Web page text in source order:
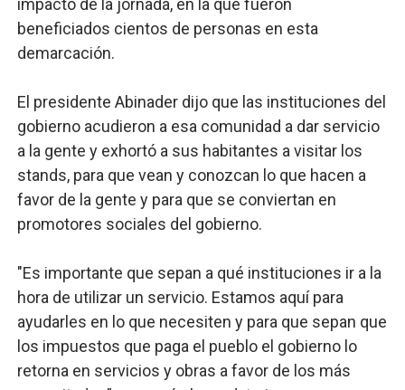
impacto de la jornada, en la que fueron
beneficiados cientos de personas en esta
demarcación.
El presidente Abinader dijo que las instituciones del
gobierno acudieron a esa comunidad a dar servicio
a la gente y exhortó a sus habitantes a visitar los
stands, para que vean y conozcan lo que hacen a
favor de la gente y para que se conviertan en
promotores sociales del gobierno.
"Es importante que sepan a qué instituciones ir a la
hora de utilizar un servicio. Estamos aquí para
ayudarles en lo que necesiten y para que sepan que
los impuestos que paga el pueblo el gobierno lo
retorna en servicios y obras a favor de los más